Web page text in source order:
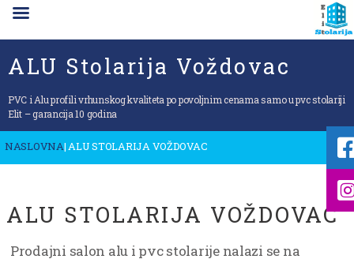
ALU Stolarija Voždovac
PVC i Alu profili vrhunskog kvaliteta po povoljnim cenama samo u pvc stolariji
Elit – garancija 10 godina
NASLOVNA| ALU STOLARIJA VOŽDOVAC
ALU STOLARIJA VOŽDOVAC
Prodajni salon alu i pvc stolarije nalazi se na